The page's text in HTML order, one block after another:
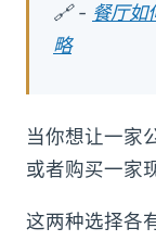
🔗 - 餐厅如
略
当你想让一家
或者购买一家
这两种选择各